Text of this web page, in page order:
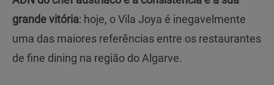
grande vitória: hoje, o Vila Joya é inegavelmente
uma das maiores referências entre os restaurantes
de fine dining na região do Algarve.